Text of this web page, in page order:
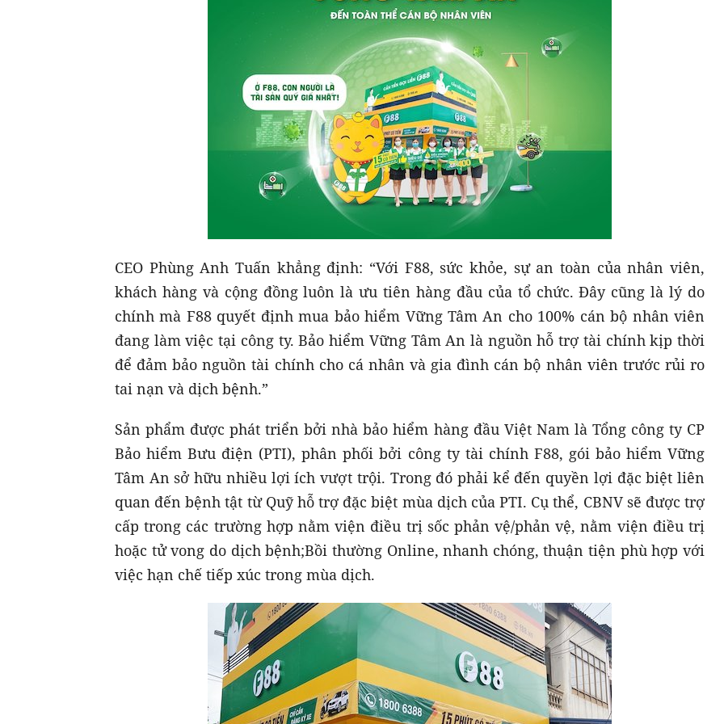
CEO Phùng Anh Tuấn khẳng định: “Với F88, sức khỏe, sự an toàn của nhân viên,
khách hàng và cộng đồng luôn là ưu tiên hàng đầu của tổ chức. Đây cũng là lý do
chính mà F88quyết định mua bảo hiểm Vững Tâm An cho 100% cán bộ nhân viên
đang làm việc tại công ty. Bảo hiểm Vững Tâm An là nguồn hỗ trợ tài chính kịp thời
để đảm bảo nguồn tài chính cho cá nhân và gia đình cán bộ nhân viên trước rủi ro
tai nạn và dịch bệnh.”
Sản phẩm được phát triển bởi nhà bảo hiểm hàng đầu Việt Nam là Tổng công ty CP
Bảo hiểm Bưu điện (PTI), phân phối bởi công ty tài chính F88, gói bảo hiểm Vững
Tâm An sở hữu nhiều lợi ích vượt trội. Trong đó phải kể đến quyền lợi đặc biệt liên
quan đến bệnh tật từ Quỹ hỗ trợ đặc biệt mùa dịch của PTI. Cụ thể, CBNV sẽ được trợ
cấp trong các trường hợp nằm viện điều trị sốc phản vệ/phản vệ, nằm viện điều trị
hoặc tử vong do dịch bệnh;Bồi thường Online, nhanh chóng, thuận tiện phù hợp với
việc hạn chế tiếp xúc trong mùa dịch.